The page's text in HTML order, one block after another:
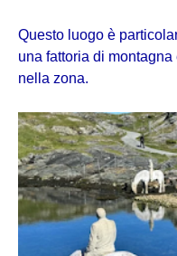
Questo luogo è
una fattoria di
nella zona.